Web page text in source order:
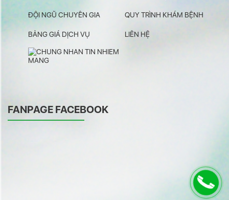
ĐỘI NGŨ CHUYÊN GIA QUY TRÌNH KHÁM BỆNH
BẢNG GIÁ DỊCH VỤ LIÊN HỆ
FANPAGE FACEBOOK